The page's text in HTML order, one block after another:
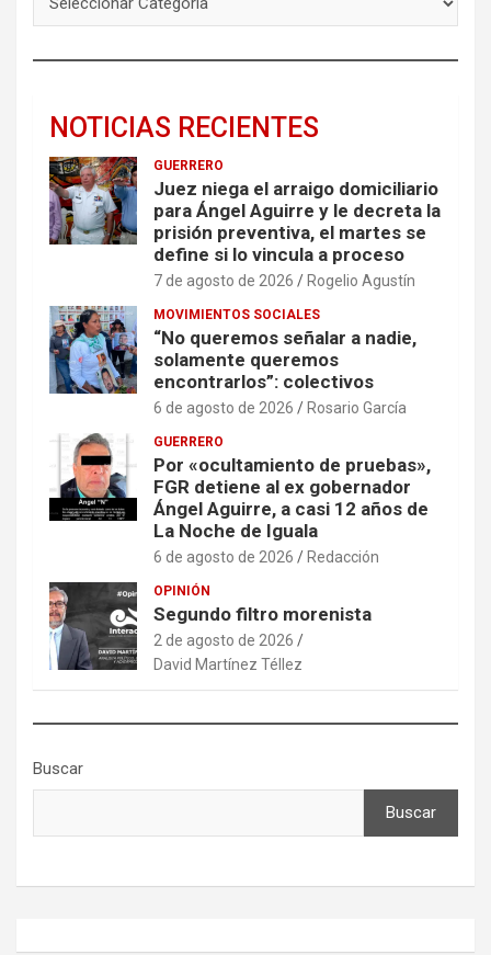
NOTICIAS RECIENTES
GUERRERO
Juez niega el arraigo domiciliario
para Ángel Aguirre y le decreta la
prisión preventiva, el martes se
define si lo vincula a proceso
7 de agosto de 2026 Rogelio Agustín
MOVIMIENTOS SOCIALES
“No queremos señalar a nadie,
solamente queremos
encontrarlos”: colectivos
6 de agosto de 2026 Rosario García
GUERRERO
Por «ocultamiento de pruebas»,
FGR detiene al ex gobernador
Ángel Aguirre, a casi 12 años de
La Noche de Iguala
6 de agosto de 2026 Redacción
OPINIÓN
Segundo filtro morenista
2 de agosto de 2026
David Martínez Téllez
Buscar
Buscar